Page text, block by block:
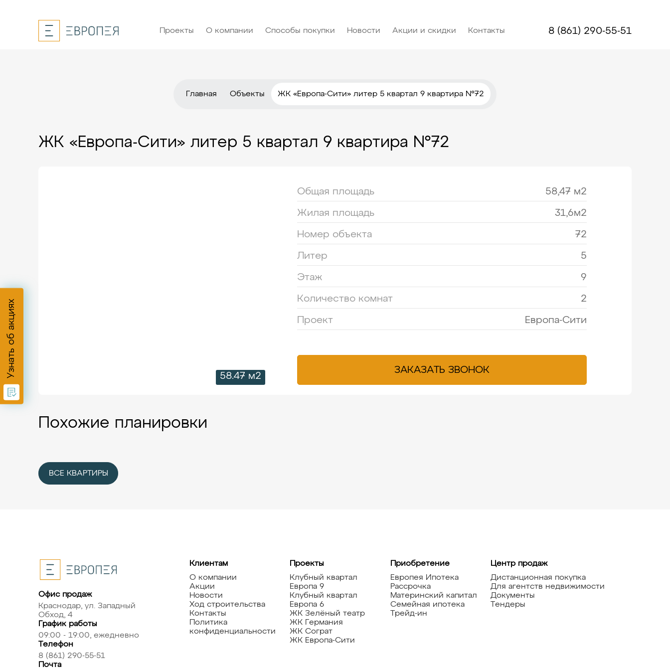
Проекты О компании Способы покупки Новости Акции и скидки Контакты 8 (861) 290-55-51
Главная Объекты ЖК «Европа-Сити» литер 5 квартал 9 квартира №72
ЖК «Европа-Сити» литер 5 квартал 9 квартира №72
58.47 м2
Общая площадь 58,47 м2
Жилая площадь 31,6м2
Номер объекта 72
Литер 5
Этаж 9
Количество комнат 2
Проект Европа-Сити
ЗАКАЗАТЬ ЗВОНОК
Похожие планировки
ВСЕ КВАРТИРЫ
Офис продаж
Краснодар, ул. Западный
Обход, 4
График работы
09:00 - 19:00, ежедневно
Телефон
8 (861) 290-55-51
Почта
Клиентам
О компании
Акции
Новости
Ход строительства
Контакты
Политика
конфиденциальности
Проекты
Клубный квартал
Европа 9
Клубный квартал
Европа 6
ЖК Зелёный театр
ЖК Германия
ЖК Сограт
ЖК Европа-Сити
Приобретение
Европея Ипотека
Рассрочка
Материнский капитал
Семейная ипотека
Трейд-ин
Центр продаж
Дистанционная покупка
Для агентств недвижимости
Документы
Тендеры
Узнать об акциях